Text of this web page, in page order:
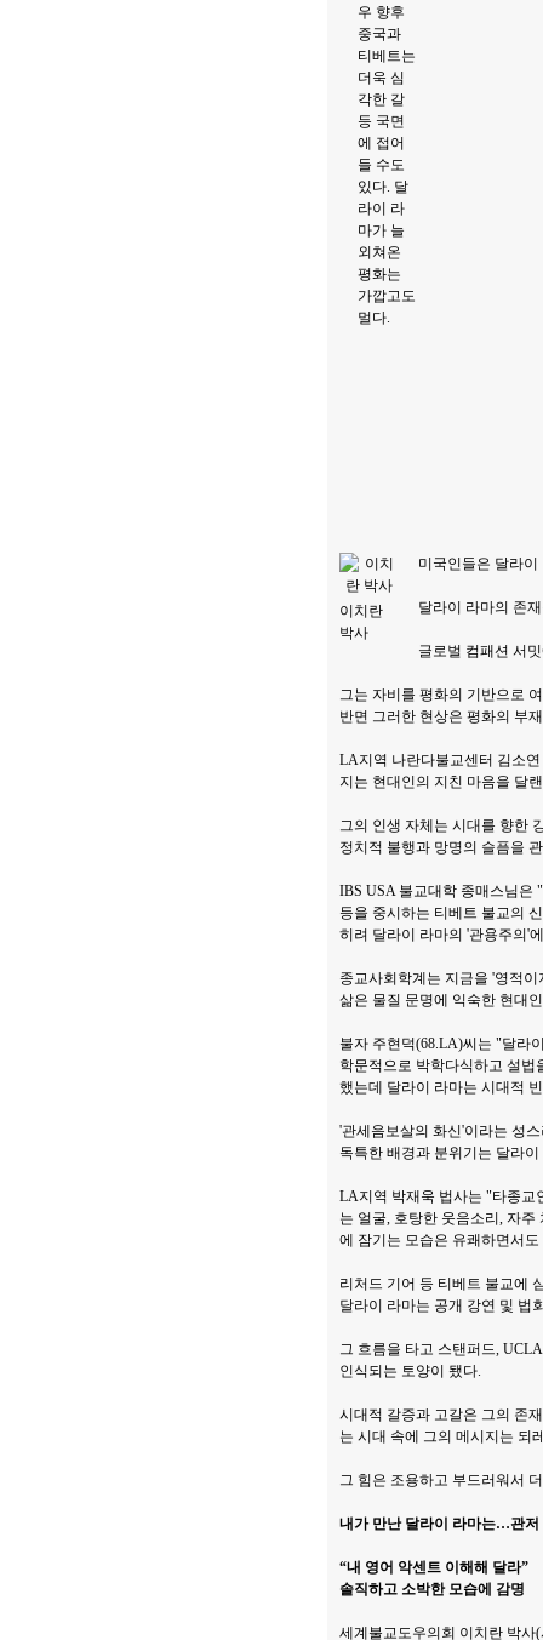
우 향후
중국과
티베트는
더욱 심
각한 갈
등 국면
에 접어
들 수도
있다. 달
라이 라
마가 늘
외쳐온
평화는
가깝고도
멀다.
이치란
박사
미국인들은 달라이
달라이 라마의 존
글로벌 컴패션 서
그는 자비를 평화의 기반으로
반면 그러한 현상은 평화의 부
LA지역 나란다불교센터 김소
지는 현대인의 지친 마음을 달
그의 인생 자체는 시대를 향한
정치적 불행과 망명의 슬픔을
IBS USA 불교대학 종매스님은
등을 중시하는 티베트 불교의
히려 달라이 라마의 '관용주의'
종교사회학계는 지금을 '영적
삶은 물질 문명에 익숙한 현대
불자 주현덕(68.LA)씨는 "달라
학문적으로 박학다식하고 설
했는데 달라이 라마는 시대적
'관세음보살의 화신'이라는 성
독특한 배경과 분위기는 달라
LA지역 박재욱 법사는 "타종교
는 얼굴, 호탕한 웃음소리, 자
에 잠기는 모습은 유쾌하면서
리처드 기어 등 티베트 불교에
달라이 라마는 공개 강연 및 법
그 흐름을 타고 스탠퍼드,
인식되는 토양이 됐다.
시대적 갈증과 고갈은 그의 존
는 시대 속에 그의 메시지는 되
그 힘은 조용하고 부드러워서
내가 만난 달라이 라마는…관저
“내 영어 악센트 이해해 달라”
솔직하고 소박한 모습에 감명
세계불교도우의회 이치란 박사